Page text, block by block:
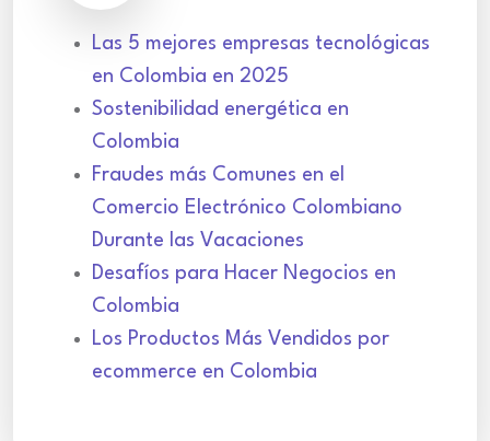
Las 5 mejores empresas tecnológicas
en Colombia en 2025
Sostenibilidad energética en
Colombia
Fraudes más Comunes en el
Comercio Electrónico Colombiano
Durante las Vacaciones
Desafíos para Hacer Negocios en
Colombia
Los Productos Más Vendidos por
ecommerce en Colombia